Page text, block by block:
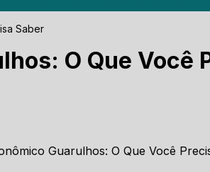
Saber
O Que Você